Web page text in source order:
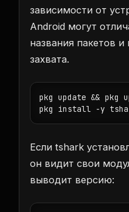
зависимости от
Android могут
названия пакетов
захвата.
pkg update && pkg
pkg install -y
Если tshark
он видит свои
выводит версию: